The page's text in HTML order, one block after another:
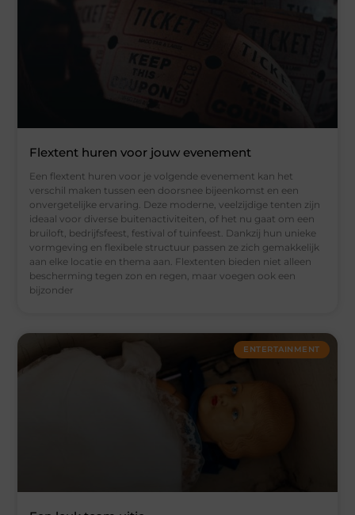
Flextent huren voor jouw evenement
Een flextent huren voor je volgende evenement kan het
verschil maken tussen een doorsnee bijeenkomst en een
onvergetelijke ervaring. Deze moderne, veelzijdige tenten zijn
ideaal voor diverse buitenactiviteiten, of het nu gaat om een
bruiloft, bedrijfsfeest, festival of tuinfeest. Dankzij hun unieke
vormgeving en flexibele structuur passen ze zich gemakkelijk
aan elke locatie en thema aan. Flextenten bieden niet alleen
bescherming tegen zon en regen, maar voegen ook een
bijzonder
ENTERTAINMENT